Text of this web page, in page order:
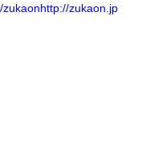
zukaonhttp://zukaon.jp